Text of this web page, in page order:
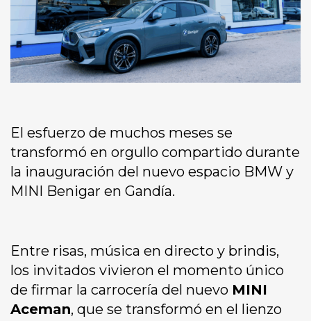
El esfuerzo de muchos meses se
transformó en orgullo compartido durante
la inauguración del nuevo espacio BMW y
MINI Benigar en Gandía.
Entre risas, música en directo y brindis,
los invitados vivieron el momento único
de firmar la carrocería del nuevo MINI
Aceman, que se transformó en el lienzo